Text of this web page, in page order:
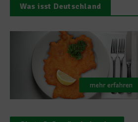
Was isst Deutschland